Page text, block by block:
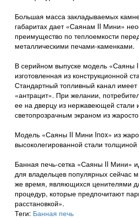
Большая масса закладываемых
габаритах дает «Саянам II Мини»
преимущество по теплоемкости
металлическими печами-каменками.
В серийном выпуске модель «Саяны
изготовленная из конструкционной
Стандартный топливный канал имеет
«антрацит». При желании,
ее на дверцу из нержавеющей стали
светопрозрачным экраном из
Модель «Саяны II Мини Inox» из
высоколегированной стали
Банная печь-сетка «Саяны II Мини»
для владельцев популярных сейчас
же время, являющихся ценителями
процедур, которые предпочитают
расстановкой».
Теги: Банная печь